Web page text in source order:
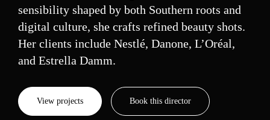
sensibility shaped by both Southern roots and
digital culture, she crafts refined beauty shots.
Her clients include Nestlé, Danone, L’Oréal,
and Estrella Damm.
View projects Book this director